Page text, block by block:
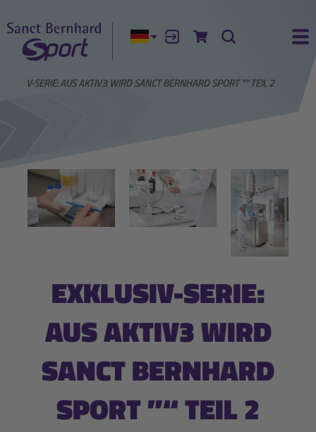
Aktuelle Sprache:
AnmeldenZum Warenkorb
Suche
SERIE: AUS AKTIV3 WIRD SANCT BERNHARD SPORT ”“ TEIL 2
EXKLUSIV-SERIE:
AUS AKTIV3 WIRD
SANCT BERNHARD
SPORT ”“ TEIL 2